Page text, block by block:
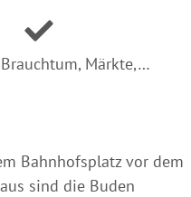
Märkte,…
Bahnhofsplatz vor dem
sind die Buden